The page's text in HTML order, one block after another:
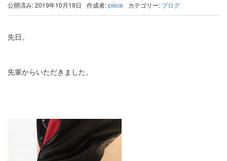
公開済み: 2019年10月19日 作成者:piece カテゴリー: ブログ
先日。
先輩からいただきました。